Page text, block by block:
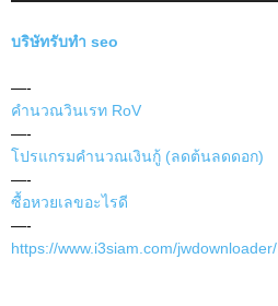
บริษัทรับทำ seo
—-
คำนวณวินเรท RoV
—-
โปรแกรมคำนวณเงินกู้ (ลดต้นลดดอก)
—-
ซื้อหวยเลขอะไรดี
—-
https://www.i3siam.com/jwdownloader/